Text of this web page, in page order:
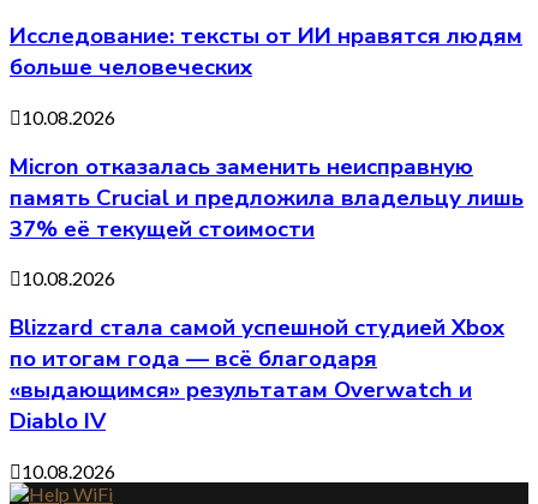
Исследование: тексты от ИИ нравятся людям
больше человеческих
10.08.2026
Micron отказалась заменить неисправную
память Crucial и предложила владельцу лишь
37% её текущей стоимости
10.08.2026
Blizzard стала самой успешной студией Xbox
по итогам года — всё благодаря
«выдающимся» результатам Overwatch и
Diablo IV
10.08.2026